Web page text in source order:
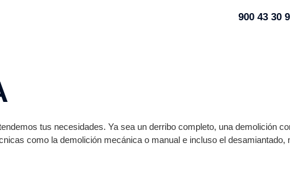
900 43 30
tus necesidades. Ya sea un derribo completo, una demolición
como la demolición mecánica o manual e incluso el desamiantado,